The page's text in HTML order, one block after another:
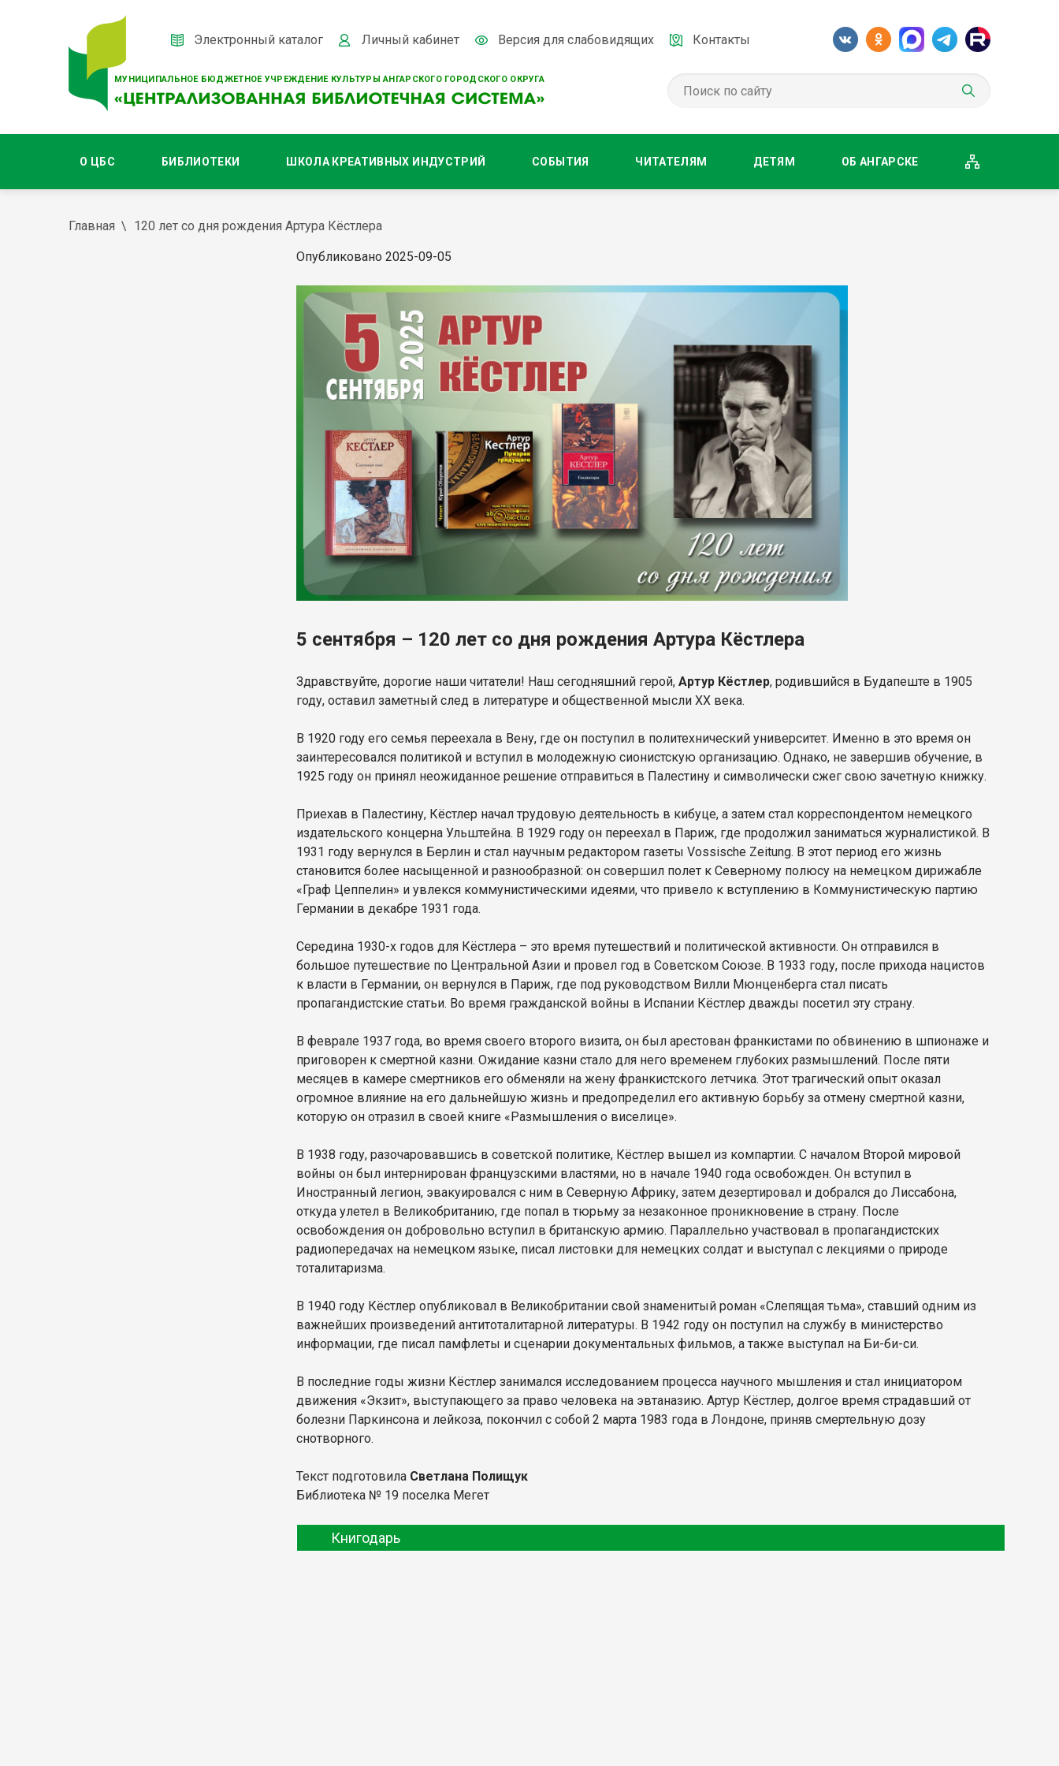
МУНИЦИПАЛЬНОЕ БЮДЖЕТНОЕ УЧРЕЖДЕНИЕ КУЛЬТУРЫ АНГАРСКОГО ГОРОДСКОГО ОКРУГА
Электронный каталог Личный кабинет Версия для слабовидящих Контакты
О ЦБС БИБЛИОТЕКИ ШКОЛА КРЕАТИВНЫХ ИНДУСТРИЙ СОБЫТИЯ ЧИТАТЕЛЯМ ДЕТЯМ ОБ АНГАРСКЕ
Главная 120 лет со дня рождения Артура Кёстлера
Опубликовано 2025-09-05
5 сентября – 120 лет со дня рождения Артура Кёстлера
Здравствуйте, дорогие наши читатели! Наш сегодняшний герой,Артур Кёстлер, родившийся в Будапеште в 1905
году, оставил заметный след в литературе и общественной мысли XX века.
В 1920 году его семья переехала в Вену, где он поступил в политехнический университет. Именно в это время он
заинтересовался политикой и вступил в молодежную сионистскую организацию. Однако, не завершив обучение, в
1925 году он принял неожиданное решение отправиться в Палестину и символически сжег свою зачетную книжку.
Приехав в Палестину, Кёстлер начал трудовую деятельность в кибуце, а затем стал корреспондентом немецкого
издательского концерна Ульштейна. В 1929 году он переехал в Париж, где продолжил заниматься журналистикой. В
1931 году вернулся в Берлин и стал научным редактором газеты Vossische Zeitung. В этот период его жизнь
становится более насыщенной и разнообразной: он совершил полет к Северному полюсу на немецком дирижабле
«Граф Цеппелин» и увлекся коммунистическими идеями, что привело к вступлению в Коммунистическую партию
Германии в декабре 1931 года.
Середина 1930-х годов для Кёстлера – это время путешествий и политической активности. Он отправился в
большое путешествие по Центральной Азии и провел год в Советском Союзе. В 1933 году, после прихода нацистов
к власти в Германии, он вернулся в Париж, где под руководством Вилли Мюнценберга стал писать
пропагандистские статьи. Во время гражданской войны в Испании Кёстлер дважды посетил эту страну.
В феврале 1937 года, во время своего второго визита, он был арестован франкистами по обвинению в шпионаже и
приговорен к смертной казни. Ожидание казни стало для него временем глубоких размышлений. После пяти
месяцев в камере смертников его обменяли на жену франкистского летчика. Этот трагический опыт оказал
огромное влияние на его дальнейшую жизнь и предопределил его активную борьбу за отмену смертной казни,
которую он отразил в своей книге «Размышления о виселице».
В 1938 году, разочаровавшись в советской политике, Кёстлер вышел из компартии. С началом Второй мировой
войны он был интернирован французскими властями, но в начале 1940 года освобожден. Он вступил в
Иностранный легион, эвакуировался с ним в Северную Африку, затем дезертировал и добрался до Лиссабона,
откуда улетел в Великобританию, где попал в тюрьму за незаконное проникновение в страну. После
освобождения он добровольно вступил в британскую армию. Параллельно участвовал в пропагандистских
радиопередачах на немецком языке, писал листовки для немецких солдат и выступал с лекциями о природе
тоталитаризма.
В 1940 году Кёстлер опубликовал в Великобритании свой знаменитый роман «Слепящая тьма», ставший одним из
важнейших произведений антитоталитарной литературы. В 1942 году он поступил на службу в министерство
информации, где писал памфлеты и сценарии документальных фильмов, а также выступал на Би-би-си.
В последние годы жизни Кёстлер занимался исследованием процесса научного мышления и стал инициатором
движения «Экзит», выступающего за право человека на эвтаназию. Артур Кёстлер, долгое время страдавший от
болезни Паркинсона и лейкоза, покончил с собой 2 марта 1983 года в Лондоне, приняв смертельную дозу
снотворного.
Текст подготовила Светлана Полищук
Библиотека № 19 поселка Мегет
Книгодарь